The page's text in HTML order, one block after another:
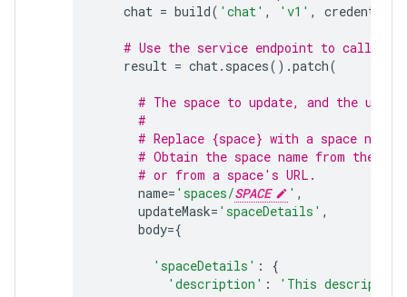
chat = build( 'chat' , 'v1' , credentials
# Use the service endpoint to call
result = chat. spaces() .patch(
# The space to update, and the
#
# Replace {space} with a space name.
# Obtain the space name from the
# or from a space's URL.
name= 'spaces/SPACE ' ,
updateMask= 'spaceDetails' ,
body={
'spaceDetails' :
{
'description' :
'This description